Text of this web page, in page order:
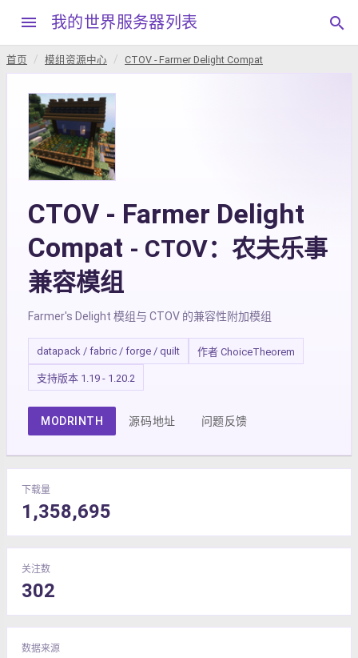
menu 我的世界服务器列表 search
首页 模组资源中心 CTOV - Farmer Delight Compat
CTOV - Farmer Delight
Compat - CTOV：农夫乐事
兼容模组
Farmer's Delight 模组与 CTOV 的兼容性附加模组
datapack / fabric / forge / quilt 作者 ChoiceTheorem
支持版本 1.19 - 1.20.2
MODRINTH 源码地址 问题反馈
下载量
1,358,695
关注数
302
数据来源